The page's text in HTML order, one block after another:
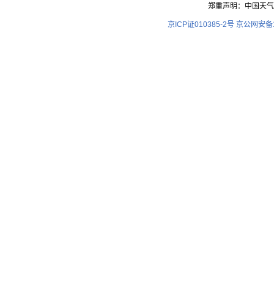
郑重声明：中国天
京ICP证010385-2号 京公网安